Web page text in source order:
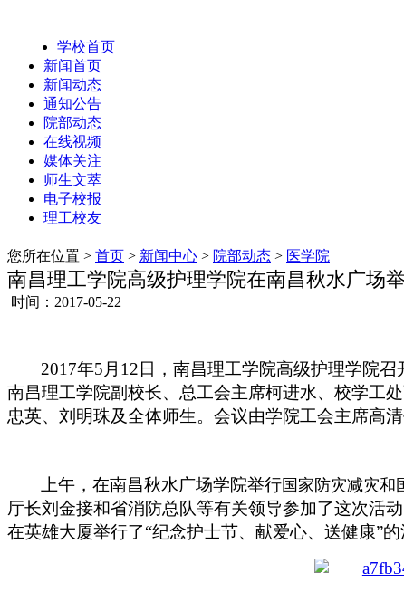
学校首页
新闻首页
新闻动态
通知公告
院部动态
在线视频
媒体关注
师生文萃
电子校报
理工校友
您所在位置 > 首页 > 新闻中心 > 院部动态 > 医学院
南昌理工学院高级护理学院在南昌秋水广场
时间：2017-05-22
2017年5月12日，南昌理工学院高级护理学院
南昌理工学院副校长、总工会主席柯进水、 校学工
忠英、刘明珠及全体师生。会议由学院工会主席高清
上午，在南昌秋水广场学院举行国家防灾减灾和
厅长刘金接和省消防总队等有关领导参加了这次活
在英雄大厦举行了“纪念护士节、献爱心、送健康”